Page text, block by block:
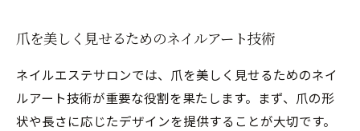
爪を美しく見せるためのネイルアート技術
ネイルエステサロンでは、爪を美しく見せるためのネイ
ルアート技術が重要な役割を果たします。まず、爪の形
状や長さに応じたデザインを提供することが大切です。